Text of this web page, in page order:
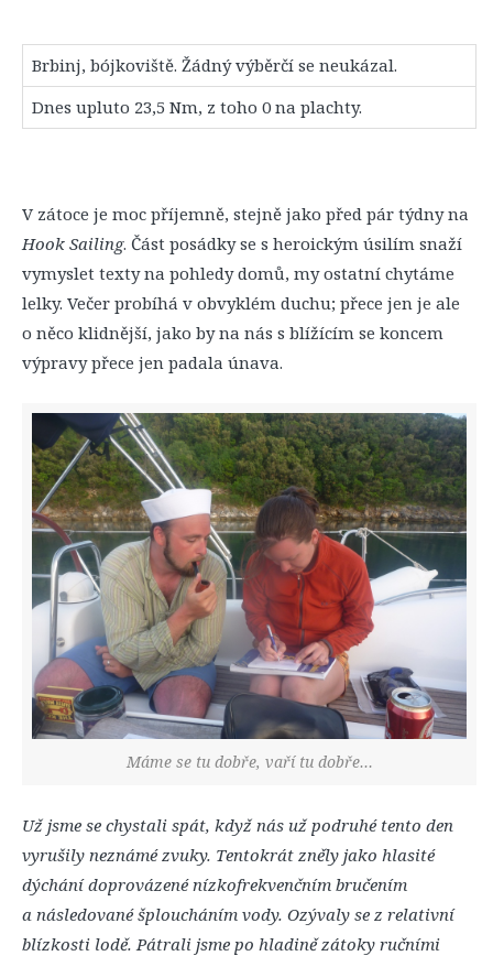
Brbinj, bójkoviště. Žádný výběrčí se neukázal.
Dnes upluto 23,5 Nm, z toho 0 na plachty.
V zátoce je moc příjemně, stejně jako před pár týdny na
Hook Sailing. Část posádky se s heroickým úsilím snaží
vymyslet texty na pohledy domů, my ostatní chytáme
lelky. Večer probíhá v obvyklém duchu; přece jen je ale
o něco klidnější, jako by na nás s blížícím se koncem
výpravy přece jen padala únava.
Máme se tu dobře, vaří tu dobře…
Už jsme se chystali spát, když nás už podruhé tento den
vyrušily neznámé zvuky. Tentokrát zněly jako hlasité
dýchání doprovázené nízkofrekvenčním bručením
a následované šploucháním vody. Ozývaly se z relativní
blízkosti lodě. Pátrali jsme po hladině zátoky ručními